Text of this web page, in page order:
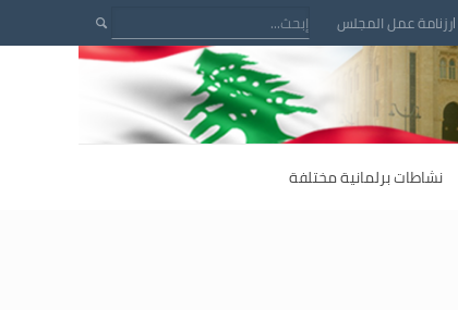
رزنامة عمل المجلس
نشاطات برلمانية مختلفة